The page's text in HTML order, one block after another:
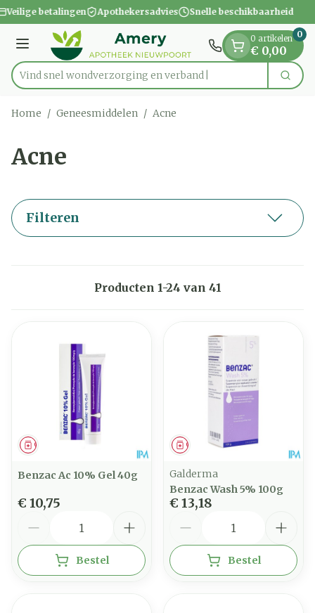
Ga naar de inhoud
1 van 1
Veilige betalingen Apothekersadvies Snelle beschikbaarheid
Menu
Product, merk, categorie...
Vind snel wondverzorging en verband Zoek
0 artikelen
€ 0,00
0
Home / Geneesmiddelen / Acne
Acne
Filteren
Producten 1-24 van 41
Geneesmiddel
Benzac Ac 10% Gel 40g
€ 10,75
Bestel
Geneesmiddel
Galderma
Benzac Wash 5% 100g
€ 13,18
Bestel